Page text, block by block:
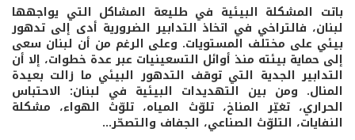
باتت المشكلة البيئية في طليعة المشاكل التي يواجهها
لبنان، فالتراخي في اتخاذ التدابير الضرورية أدى إلى تدهور
بيئي على مختلف المستويات. وعلى الرغم من أن لبنان سعى
إلى حماية بيئته منذ أوائل التسعينيات عبر عدة خطوات، إلا أن
التدابير الجدية التي توقف التدهور البيئي ما زالت بعيدة
المنال. ومن بين التهديدات البيئية في لبنان: الاحتباس
الحراري، تغيّر المناخ، تلوّث المياه، تلوّث الهواء، مشكلة
النفايات، التلوّث الصناعي، الجفاف والتصحّر...